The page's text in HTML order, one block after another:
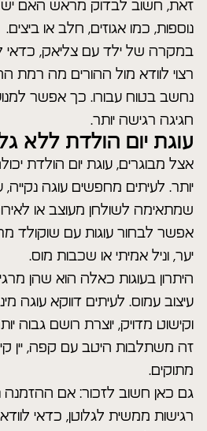
זאת, חשוב לבדוק מראש האם יש
נוספות, כמו אגוזים, חלב או ביצים.
במקרה של ילד עם צליאק, כדאי
רצוי לוודא מול ההורים מה
נחשב בטוח עבורו. כך אפשר למנוע
חגיגה רגישה יותר.
עוגת יום הולדת ללא
אצל מבוגרים, עוגת יום הולדת
יותר. לעיתים מחפשים עוגה נקייה,
שמתאימה לשולחן מעוצב או
אפשר לבחור עוגות עם שוקולד
יער, וניל אמיתי או שכבות מוס.
היתרון בעוגות כאלה הוא שהן
עיצוב עמוס. לעיתים דווקא עוגה
וקישוט מדויק, יוצרת רושם גבוה
זה משתלבות היטב עם קפה, יין
מתוקים.
גם כאן חשוב לזכור: אם
רגישות ממשית לגלוטן, כדאי